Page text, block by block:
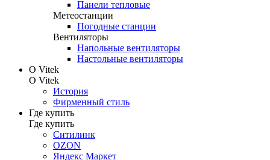
Панели тепловые
Метеостанции
Погодные станции
Вентиляторы
Напольные вентиляторы
Настольные вентиляторы
О Vitek
О Vitek
История
Фирменный стиль
Где купить
Где купить
Ситилинк
OZON
Яндекс Маркет